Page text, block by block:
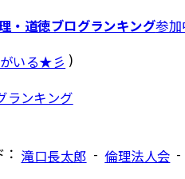
・道徳ブログランキング参加
いる★彡 )
滝口長太郎 - 倫理法人会 -